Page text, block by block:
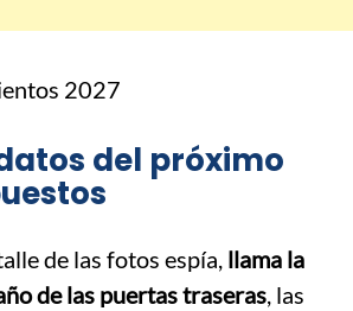
del próximo
de las fotos espía, llama la
de las puertas traseras, las